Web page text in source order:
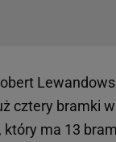
cztery bramki
ma 13